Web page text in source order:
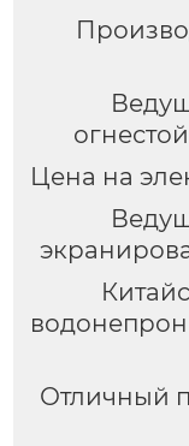
Цена на
Отличный